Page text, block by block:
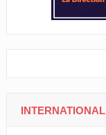
INTERNATIONAL